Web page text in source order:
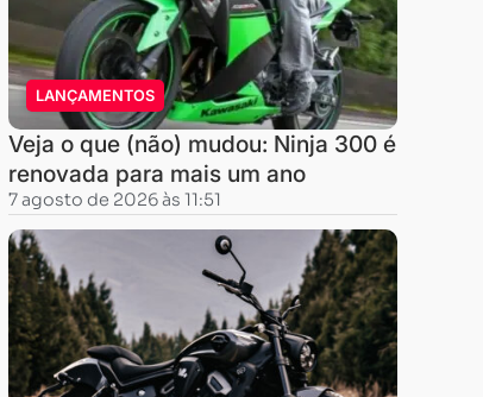
LANÇAMENTOS
Veja o que (não) mudou: Ninja 300 é
renovada para mais um ano
7 agosto de 2026 às 11:51